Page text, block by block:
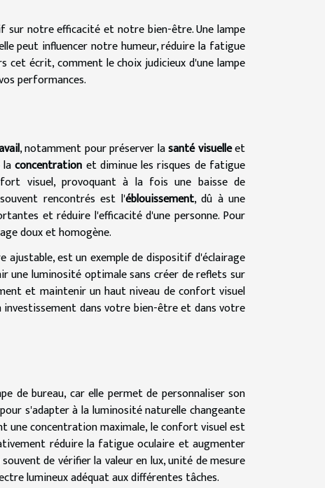
sur notre efficacité et notre bien-être. Une lampe
peut influencer notre humeur, réduire la fatigue
écrit, comment le choix judicieux d'une lampe
performances.
, notamment pour préserver lasanté visuelleet
laconcentration et diminue les risques de fatigue
visuel, provoquant à la fois une baisse de
rencontrés est l'éblouissement, dû à une
et réduire l'efficacité d'une personne. Pour
doux et homogène.
ajustable, est un exemple de dispositif d'éclairage
une luminosité optimale sans créer de reflets sur
et maintenir un haut niveau de confort visuel
dans votre bien-être et dans votre
de bureau, car elle permet de personnaliser son
s'adapter à la luminosité naturelle changeante
une concentration maximale, le confort visuel est
réduire la fatigue oculaire et augmenter
de vérifier la valeur en lux, unité de mesure
lumineux adéquat aux différentes tâches.